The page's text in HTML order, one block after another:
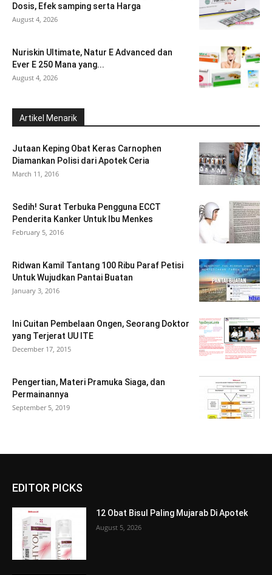
Dosis, Efek samping serta Harga
August 4, 2026
Nuriskin Ultimate, Natur E Advanced dan
Ever E 250 Mana yang...
August 4, 2026
Artikel Menarik
Jutaan Keping Obat Keras Carnophen
Diamankan Polisi dari Apotek Ceria
March 11, 2016
Sedih! Surat Terbuka Pengguna ECCT
Penderita Kanker Untuk Ibu Menkes
February 5, 2016
Ridwan Kamil Tantang 100 Ribu Paraf Petisi
Untuk Wujudkan Pantai Buatan
January 3, 2016
Ini Cuitan Pembelaan Ongen, Seorang Doktor
yang Terjerat UU ITE
December 17, 2015
Pengertian, Materi Pramuka Siaga, dan
Permainannya
September 5, 2019
EDITOR PICKS
12 Obat Bisul Paling Mujarab Di Apotek
August 5, 2026